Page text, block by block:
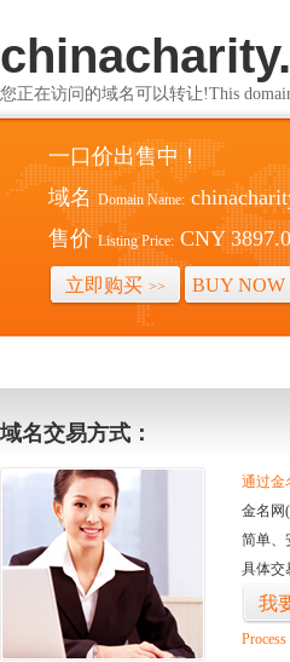
您正在访问的域名可以转让!This
一口价出售中！
域名 Domain Name:
售价 Listing Price: CNY
立即购买 >> BUY NOW
域名交易方式：
通过金
金名网
简单、
具体交
我